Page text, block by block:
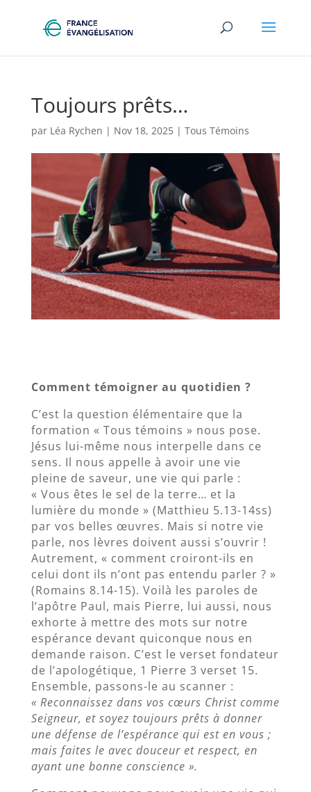
Toujours prêts…
par Léa Rychen | Nov 18, 2025| Tous Témoins
Comment témoigner au quotidien ?
C’est la question élémentaire que la
formation « Tous témoins » nous pose.
Jésus lui-même nous interpelle dans ce
sens. Il nous appelle à avoir une vie
pleine de saveur, une vie qui parle :
« Vous êtes le sel de la terre… et la
lumière du monde » (Matthieu 5.13-14ss)
par vos belles œuvres. Mais si notre vie
parle, nos lèvres doivent aussi s’ouvrir !
Autrement, « comment croiront-ils en
celui dont ils n’ont pas entendu parler ? »
(Romains 8.14-15). Voilà les paroles de
l’apôtre Paul, mais Pierre, lui aussi, nous
exhorte à mettre des mots sur notre
espérance devant quiconque nous en
demande raison. C’est le verset fondateur
de l’apologétique, 1 Pierre 3 verset 15.
Ensemble, passons-le au scanner :
« Reconnaissez dans vos cœurs Christ comme
Seigneur, et soyez toujours prêts à donner
une défense de l’espérance qui est en vous ;
mais faites le avec douceur et respect, en
ayant une bonne conscience ».